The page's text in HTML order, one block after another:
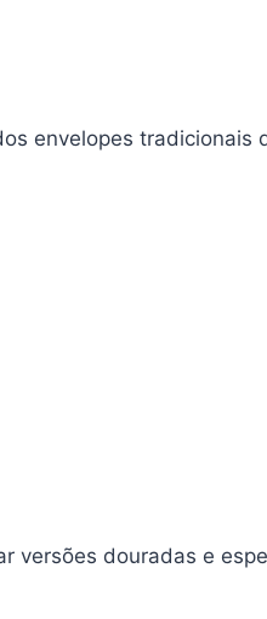
envelopes tradicionais
versões douradas e